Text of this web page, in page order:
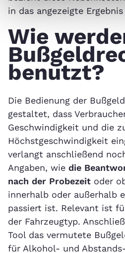
in das angezeigte
Wie
benutzt?
Die Bedienung der
gestaltet, dass
Geschwindigkeit und die
Höchstgeschwindigkeit
verlangt anschließend
Angaben, wie die
nach der Probezeit oder
innerhalb oder außerhalb
passiert ist. Relevant ist
der Fahrzeugtyp.
Tool das vermutete
für Alkohol- und